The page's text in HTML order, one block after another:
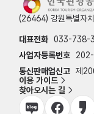
(26464) 강원특별자
대표전화 033-738-
사업자등록번호
통신판매업신고 제
이용 가이드
찾아오시는 길